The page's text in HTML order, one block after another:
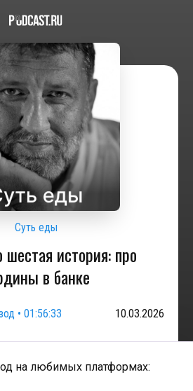
Суть еды
история: про
в банке
• 01:56:33 10.03.2026
на любимых платформах: